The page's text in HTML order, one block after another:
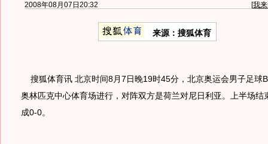
2008年08月07日20:32 [我
来源：搜狐体育
搜狐体育讯 北京时间8月7日晚19时45分，北京奥运会男子足球
奥林匹克中心体育场进行，对阵双方是荷兰对尼日利亚。上半场结
成0-0。